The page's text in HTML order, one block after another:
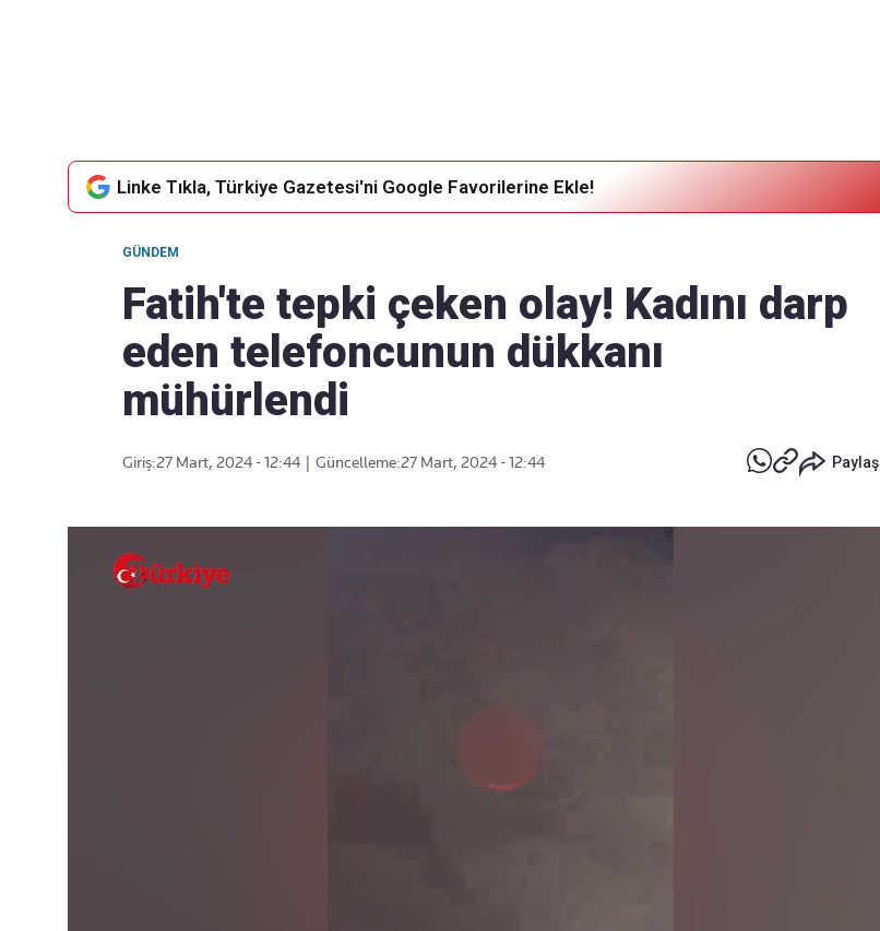
Linke Tıkla, Türkiye Gazetesi'ni Google Favorilerine Ekle!
GÜNDEM
Fatih'te tepki çeken olay! Kadını darp
eden telefoncunun dükkanı
mühürlendi
Giriş:27 Mart, 2024 - 12:44 Güncelleme:27 Mart, 2024 - 12:44 Paylaş